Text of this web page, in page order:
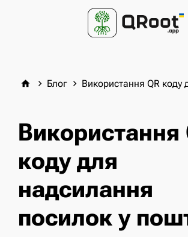
home keyboard_arrow_right Блог keyboard_arrow_right Використання QR
Використання
коду для
надсилання
посилок у